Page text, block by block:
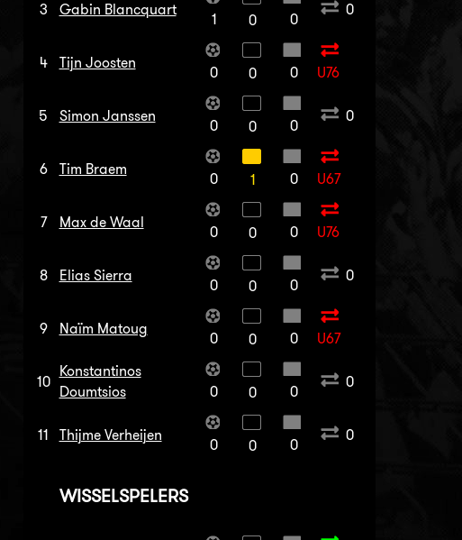
3 Gabin Blancquart
1 0 0
0
4 Tijn Joosten
0 0 0 U76
5 Simon Janssen
0 0 0
0
6 Tim Braem
0 1 0 U67
7 Max de Waal
0 0 0 U76
8 Elias Sierra
0 0 0
0
9 Naïm Matoug
0 0 0 U67
10
Konstantinos
Doumtsios
0 0 0
0
11 Thijme Verheijen
0 0 0
0
WISSELSPELERS